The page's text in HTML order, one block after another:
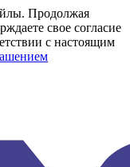
Продолжая
свое согласие
с настоящим